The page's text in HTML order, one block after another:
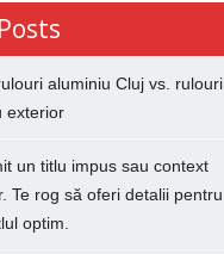
aluminiu Cluj vs. rulouri
exterior
un titlu impus sau context
Te rog să oferi detalii pentru
optim.